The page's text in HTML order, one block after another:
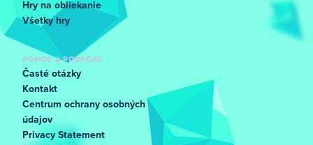
Hry na obliekanie
Všetky hry
POMOC A PODPORA
Časté otázky
Kontakt
Centrum ochrany osobných
údajov
Privacy Statement